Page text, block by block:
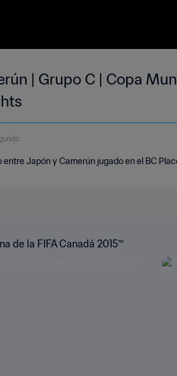
| Grupo C | Copa
Japón y Camerún jugado en el BC
de la FIFA Canadá 2015™